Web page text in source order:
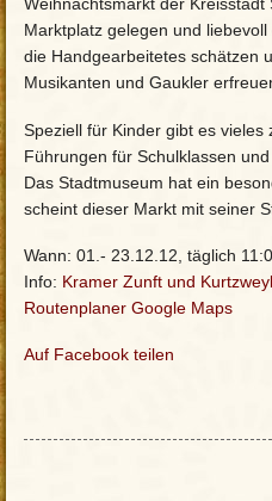
Marktplatz gelegen und
die Handgearbeitetes schätzen
Musikanten und Gaukler
Speziell für Kinder gibt es vieles
Führungen für Schulklassen
Das Stadtmuseum hat ein
scheint dieser Markt mit seiner
Wann: 01.- 23.12.12, täglich
Info: Kramer Zunft und Kurtzweyl
Routenplaner Google Maps
Auf Facebook teilen